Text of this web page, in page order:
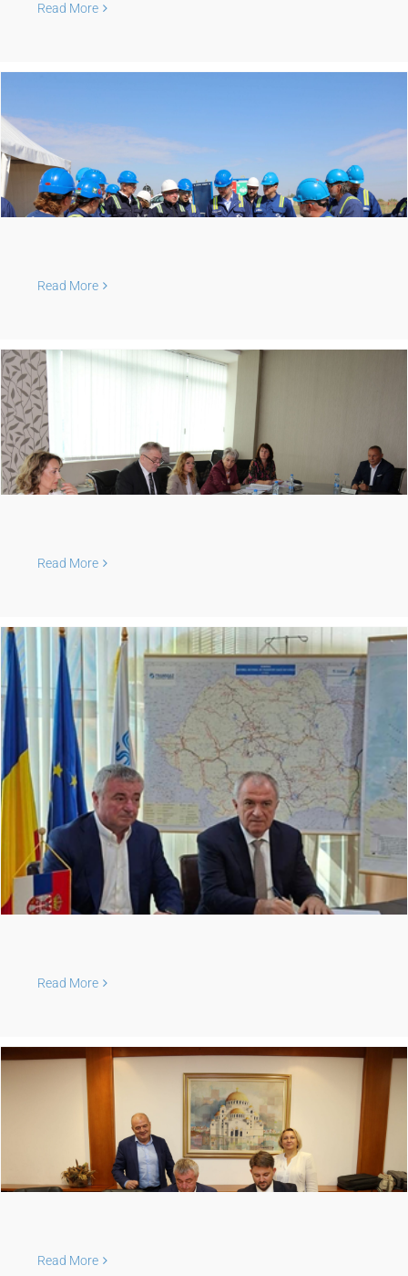
Read More
Read More
Read More
Read More
Read More